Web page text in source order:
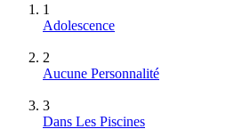
1
Adolescence
2
Aucune Personnalité
3
Dans Les Piscines